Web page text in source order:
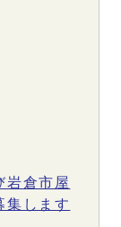
岩倉市屋
集します